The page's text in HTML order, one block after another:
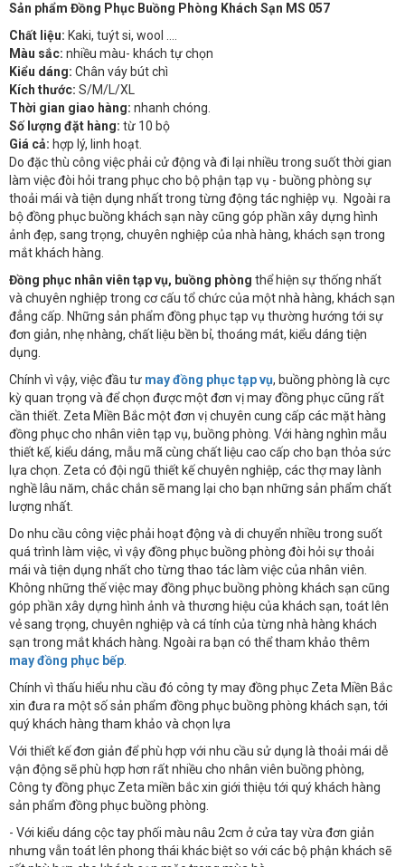
Sản phẩm Đồng Phục Buồng Phòng Khách Sạn MS 057
Chất liệu: Kaki, tuýt si, wool ….
Màu sắc: nhiều màu- khách tự chọn
Kiểu dáng: Chân váy bút chì
Kích thước: S/M/L/XL
Thời gian giao hàng: nhanh chóng.
Số lượng đặt hàng: từ 10 bộ
Giá cả: hợp lý, linh hoạt.
Do đặc thù công việc phải cử động và đi lại nhiều trong suốt thời gian
làm việc đòi hỏi trang phục cho bộ phận tạp vụ - buồng phòng sự
thoải mái và tiện dụng nhất trong từng động tác nghiệp vụ. Ngoài ra
bộ đồng phục buồng khách sạn này cũng góp phần xây dựng hình
ảnh đẹp, sang trọng, chuyên nghiệp của nhà hàng, khách sạn trong
mắt khách hàng.
Đồng phục nhân viên tạp vụ, buồng phòng thể hiện sự thống nhất
và chuyên nghiệp trong cơ cấu tổ chức của một nhà hàng, khách sạn
đẳng cấp. Những sản phẩm đồng phục tạp vụ thường hướng tới sự
đơn giản, nhẹ nhàng, chất liệu bền bỉ, thoáng mát, kiểu dáng tiện
dụng.
Chính vì vậy, việc đầu tư may đồng phục tạp vụ, buồng phòng là cực
kỳ quan trọng và để chọn được một đơn vị may đồng phục cũng rất
cần thiết. Zeta Miền Bắc một đơn vị chuyên cung cấp các mặt hàng
đồng phục cho nhân viên tạp vụ, buồng phòng. Với hàng nghìn mẫu
thiết kế, kiểu dáng, mẫu mã cùng chất liệu cao cấp cho bạn thỏa sức
lựa chọn. Zeta có đội ngũ thiết kế chuyên nghiệp, các thợ may lành
nghề lâu năm, chắc chắn sẽ mang lại cho bạn những sản phẩm chất
lượng nhất.
Do nhu cầu công việc phải hoạt động và di chuyển nhiều trong suốt
quá trình làm việc, vì vậy đồng phục buồng phòng đòi hỏi sự thoải
mái và tiện dụng nhất cho từng thao tác làm việc của nhân viên.
Không những thế việc may đồng phục buồng phòng khách sạn cũng
góp phần xây dựng hình ảnh và thương hiệu của khách sạn, toát lên
vẻ sang trọng, chuyên nghiệp và cá tính của từng nhà hàng khách
sạn trong mắt khách hàng. Ngoài ra bạn có thể tham khảo thêm
may đồng phục bếp.
Chính vì thấu hiểu nhu cầu đó công ty may đồng phục Zeta Miền Bắc
xin đưa ra một số sản phẩm đồng phục buồng phòng khách sạn, tới
quý khách hàng tham khảo và chọn lựa
Với thiết kế đơn giản để phù hợp với nhu cầu sử dụng là thoải mái dễ
vận động sẽ phù hợp hơn rất nhiều cho nhân viên buồng phòng,
Công ty đồng phục Zeta miền bắc xin giới thiệu tới quý khách hàng
sản phẩm đồng phục buồng phòng.
- Với kiểu dáng cộc tay phối màu nâu 2cm ở cửa tay vừa đơn giản
nhưng vẫn toát lên phong thái khác biệt so với các bộ phận khách sẽ